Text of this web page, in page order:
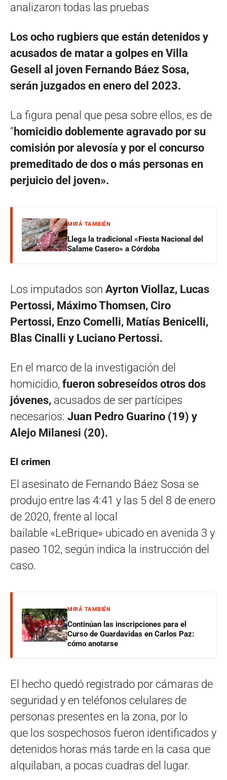
analizaron todas las pruebas
Los ocho rugbiers que están detenidos y
acusados de matar a golpes en Villa
Gesell al joven Fernando Báez Sosa,
serán juzgados en enero del 2023.
La figura penal que pesa sobre ellos, es de
“ homicidio doblemente agravado por su
comisión por alevosía y por el concurso
premeditado de dos o más personas en
perjuicio del joven».
MIRÁ TAMBIÉN
Llega la tradicional «Fiesta Nacional del
Salame Casero» a Córdoba
Los imputados son Ayrton Viollaz, Lucas
Pertossi, Máximo Thomsen, Ciro
Pertossi, Enzo Comelli, Matías Benicelli,
Blas Cinalli y Luciano Pertossi.
En el marco de la investigación del
homicidio, fueron sobreseídos otros dos
jóvenes, acusados de ser partícipes
necesarios: Juan Pedro Guarino (19) y
Alejo Milanesi (20).
El crimen
El asesinato de Fernando Báez Sosa se
produjo entre las 4:41 y las 5 del 8 de enero
de 2020, frente al local
bailable «LeBrique» ubicado en avenida 3 y
paseo 102, según indica la instrucción del
caso.
MIRÁ TAMBIÉN
Continúan las inscripciones para el
Curso de Guardavidas en Carlos Paz:
cómo anotarse
El hecho quedó registrado por cámaras de
seguridad y en teléfonos celulares de
personas presentes en la zona, por lo
que los sospechosos fueron identificados y
detenidos horas más tarde en la casa que
alquilaban, a pocas cuadras del lugar.